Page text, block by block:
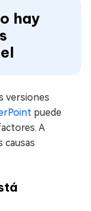
hay
versiones
puede
A
causas